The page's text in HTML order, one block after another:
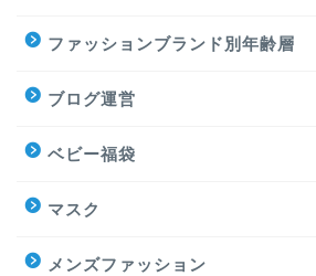
ファッションブランド別年齢層
ブログ運営
ベビー福袋
マスク
メンズファッション